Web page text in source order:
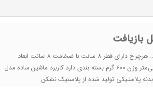
بازیافت
تعداد چرخ 4 عدد. هرچرخ دارای قطر 8 سانت با ضخامت 8 سانت ابعاد
300*170*150 میلی‌متر وزن 600 گرم بسته‌ بندی دارد کاربرد ماشین ساده مدل
پلاستیکی تولید شده از پلاستیک نشکن